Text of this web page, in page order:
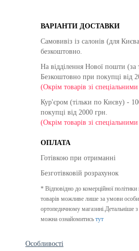
ВАРІАНТИ ДОСТАВКИ
Самовивіз із салонів (для
безкоштовно.
На відділення Нової пошти (за
Безкоштовно при покупці від
(Окрім товарів зі
Кур'єром (тільки по Києву) -
покупці від 2000 грн.
(Окрім товарів зі
ОПЛАТА
Готівкою при отриманні
Безготівковій розрахунок
* Відповідно до комерційної
товарів можливе лише за умови
ортопедичному
можна ознайомитись тут
Особливості